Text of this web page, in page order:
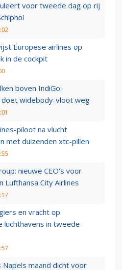
voor tweede dag op rij
Europese airlines op
in de cockpit
boven IndiGo:
widebody-vloot weg
piloot na vlucht
met duizenden xtc-pillen
nieuwe CEO’s voor
Lufthansa City Airlines
en vracht op
luchthavens in tweede
Napels maand dicht voor